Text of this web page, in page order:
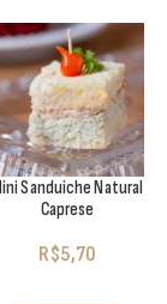
Sanduiche Natural
Caprese
R$5,70